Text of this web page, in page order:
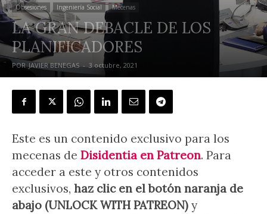
Obsesiones Ingeniería Social Mecenas
LA GRAN DEBACLE DE LOS
PLANIFICADORES
POR JAVIER BENEGAS - 3 octubre, 2021
Este es un contenido exclusivo para los
mecenas de Disidentia en Patreon. Para
acceder a este y otros contenidos
exclusivos, haz clic en el botón naranja de
abajo (UNLOCK WITH PATREON) y